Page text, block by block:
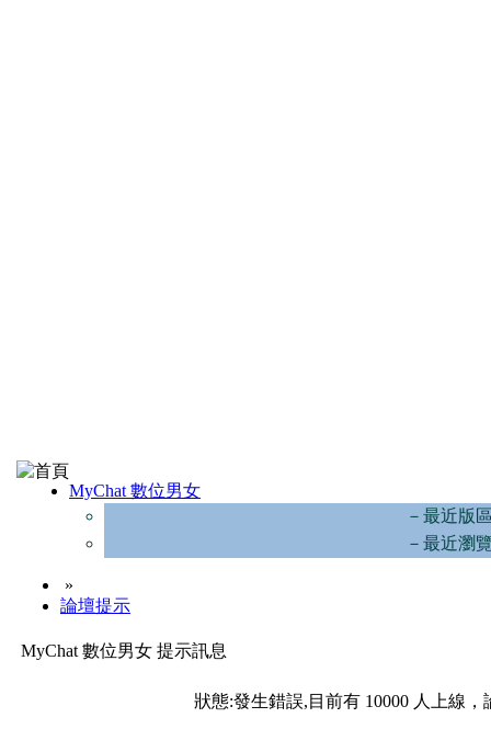
MyChat 數位男女
－最近版
－最近瀏
»
論壇提示
MyChat 數位男女 提示訊息
狀態:發生錯誤,目前有 10000 人上線